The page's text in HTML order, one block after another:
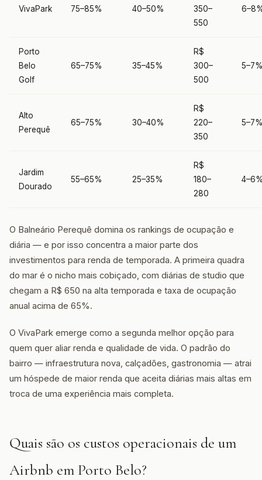
VivaPark 75–85% 40–50%
350–
550
Porto
Belo
Golf
65–75% 35–45%
R$
300–
500
Alto
Perequê
65–75% 30–40%
R$
220–
350
Jardim
Dourado
55–65% 25–35%
R$
180–
280
O Balneário Perequê domina os rankings de ocupação e
diária — e por isso concentra a maior parte dos
investimentos para renda de temporada. A primeira quadra
do mar é o nicho mais cobiçado, com diárias de studio que
chegam a R$ 650 na alta temporada e taxa de ocupação
anual acima de 65%.
O VivaPark emerge como a segunda melhor opção para
quem quer aliar renda e qualidade de vida. O padrão do
bairro — infraestrutura nova, calçadões, gastronomia — atrai
um hóspede de maior renda que aceita diárias mais altas em
troca de uma experiência mais completa.
Quais são os custos operacionais de um
Airbnb em Porto Belo?